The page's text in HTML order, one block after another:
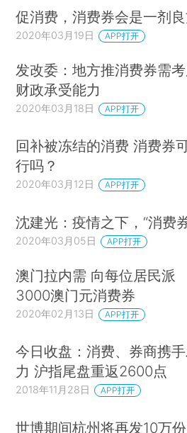
促消费，消费券会是一剂良
2020年03月19日 APP打开
发改委：地方推消费券需
财政承受能力
2020年03月18日 APP打开
回补被冻结的消费 消费券
行吗？
2020年03月12日 APP打开
沈建光：疫情之下，“消费
2020年03月05日 APP打开
澳门拉内需 向每位居民派
3000澳门元消费券
2020年02月13日 APP打开
今日收盘：消费、券商携
力 沪指尾盘重返2600点
2018年11月28日 APP打开
世博期间杭州将再发10万